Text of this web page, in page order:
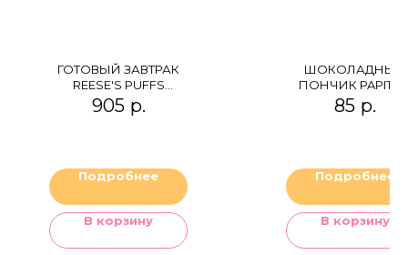
ГОТОВЫЙ ЗАВТРАК
REESE'S PUFFS
PEANUT BUTTER
905 р.
Подробнее
В корзину
ШОКОЛАДНЫЙ
ПОНЧИК PAPITA
БАНАНОМ
85 р.
Подробнее
В корзину